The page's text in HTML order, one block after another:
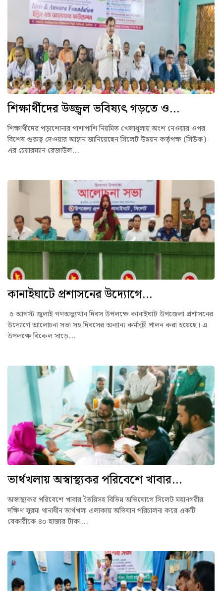
শিক্ষার্থীদের উজ্জ্বল ভবিষ্যৎ গড়তে ও...
শিক্ষার্থীদের পড়াশোনার পাশাপাশি নিয়মিত খেলাধুলায় অংশ নেওয়ার ওপর
বিশেষ গুরুত্ব দেওয়ার আহ্বান জানিয়েছেন সিলেট উন্নয়ন কর্তৃপক্ষ (সিউক)-
এর চেয়ারম্যান রেজাউল...
কানাইঘাটে প্রশাসনের উদ্যোগে...
৫ আগস্ট জুলাই গণঅভ্যুত্থান দিবস উপলক্ষে কানাইঘাট উপজেলা প্রশাসনের
উদ্যোগে আলোচনা সভা সহ দিবসের অন্যান্য কর্মসূচী পালন করা হয়েছে। এ
উপলক্ষে বিকেল সাড়ে...
ভার্থখলায় অস্বাস্থ্যকর পরিবেশে খাবার...
অস্বাস্থ্যকর পরিবেশে খাবার তৈরিসহ বিভিন্ন অভিযোগে সিলেট মহানগরীর
দক্ষিণ সুরমা থানাধীন ভার্থখলা এলাকায় অভিযান পরিচালনা করে একটি
বেকারীকে ৪০ হাজার টাকা...